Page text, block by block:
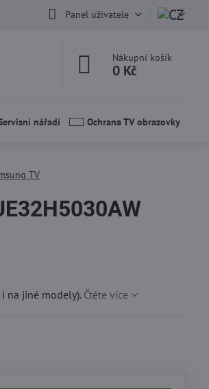
Panel uživatele
Nákupní košík
0 Kč
nářadí Ochrana TV obrazovky
TV
i na jiné modely). Čtěte více